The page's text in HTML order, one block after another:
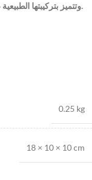
وتتميز بتركيبتها الطبيعية عالية القيمة حيث تحتوي على فيتامينات ومعادن مهمة.
0.25 kg
18 × 10 × 10 cm